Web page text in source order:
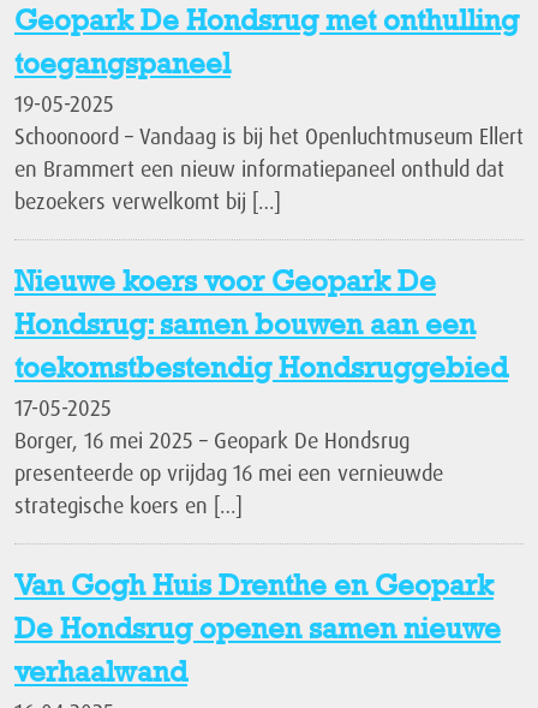
Geopark De Hondsrug met onthulling
toegangspaneel
19-05-2025
Schoonoord – Vandaag is bij het Openluchtmuseum Ellert
en Brammert een nieuw informatiepaneel onthuld dat
bezoekers verwelkomt bij […]
Nieuwe koers voor Geopark De
Hondsrug: samen bouwen aan een
toekomstbestendig Hondsruggebied
17-05-2025
Borger, 16 mei 2025 – Geopark De Hondsrug
presenteerde op vrijdag 16 mei een vernieuwde
strategische koers en […]
Van Gogh Huis Drenthe en Geopark
De Hondsrug openen samen nieuwe
verhaalwand